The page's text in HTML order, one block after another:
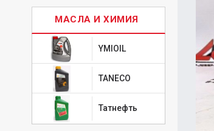
МАСЛА И ХИМИЯ
YMIOIL
TANECO
Татнефть